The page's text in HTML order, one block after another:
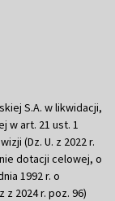
S.A. w likwidacji,
w art. 21 ust. 1
(Dz. U. z 2022 r.
dotacji celowej, o
1992 r. o
z 2024 r. poz. 96)